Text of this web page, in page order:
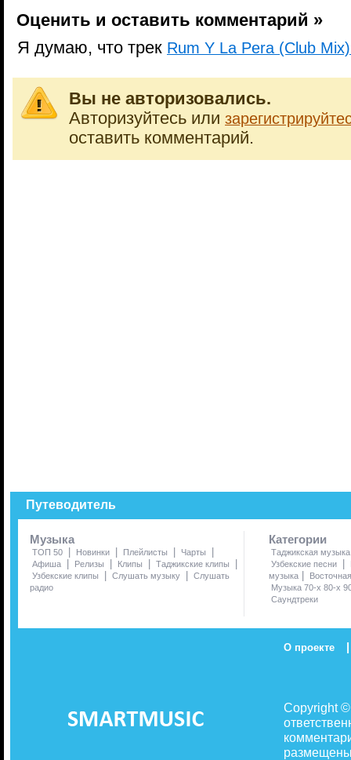
Оценить и оставить комментарий »
Я думаю, что трек Rum Y La Pera (Club
Вы не авторизовались.
Авторизуйтесь или
оставить комментарий.
Путеводитель
Музыка
ТОП 50 | Новинки | Плейлисты | Чарты |
Афиша | Релизы | Клипы | Таджикские клипы |
Узбекские клипы | Слушать музыку | Слушать
радио
Категории
Таджикская музыка
Узбекские песни
|
музыка |
Музыка 70-х 80-х
Саундтреки
О проекте |
Copyright
размещены